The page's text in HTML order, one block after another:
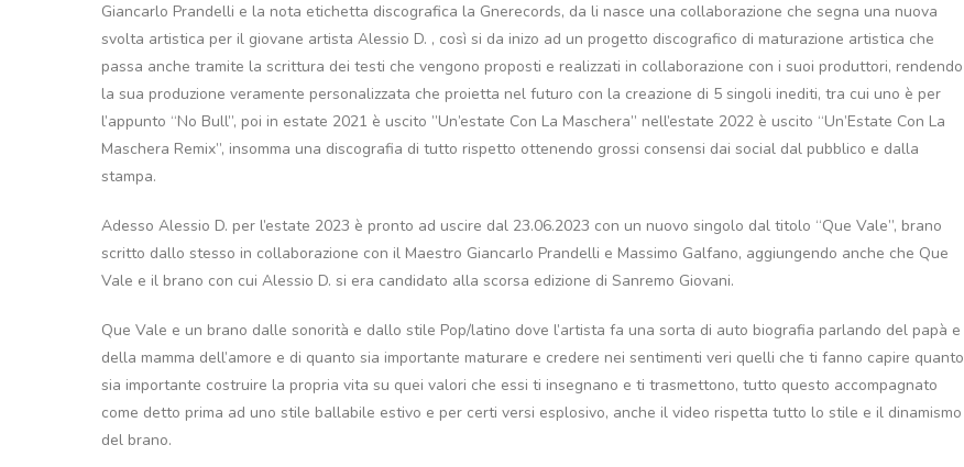
Giancarlo Prandelli e la nota etichetta discografica la Gnerecords, da li nasce una collaborazione che segna una nuova
svolta artistica per il giovane artista Alessio D. , così si da inizo ad un progetto discografico di maturazione artistica che
passa anche tramite la scrittura dei testi che vengono proposti e realizzati in collaborazione con i suoi produttori, rendendo
la sua produzione veramente personalizzata che proietta nel futuro con la creazione di 5 singoli inediti, tra cui uno è per
l’appunto “No Bull”, poi in estate 2021 è uscito ”Un’estate Con La Maschera” nell’estate 2022 è uscito “Un’Estate Con La
Maschera Remix”, insomma una discografia di tutto rispetto ottenendo grossi consensi dai social dal pubblico e dalla
stampa.
Adesso Alessio D. per l’estate 2023 è pronto ad uscire dal 23.06.2023 con un nuovo singolo dal titolo “Que Vale”, brano
scritto dallo stesso in collaborazione con il Maestro Giancarlo Prandelli e Massimo Galfano, aggiungendo anche che Que
Vale e il brano con cui Alessio D. si era candidato alla scorsa edizione di Sanremo Giovani.
Que Vale e un brano dalle sonorità e dallo stile Pop/latino dove l’artista fa una sorta di auto biografia parlando del papà e
della mamma dell’amore e di quanto sia importante maturare e credere nei sentimenti veri quelli che ti fanno capire quanto
sia importante costruire la propria vita su quei valori che essi ti insegnano e ti trasmettono, tutto questo accompagnato
come detto prima ad uno stile ballabile estivo e per certi versi esplosivo, anche il video rispetta tutto lo stile e il dinamismo
del brano.